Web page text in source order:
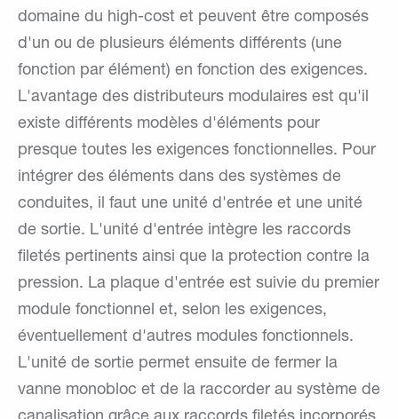
domaine du high-cost et peuvent être composés
d'un ou de plusieurs éléments différents (une
fonction par élément) en fonction des exigences.
L'avantage des distributeurs modulaires est qu'il
existe différents modèles d'éléments pour
presque toutes les exigences fonctionnelles. Pour
intégrer des éléments dans des systèmes de
conduites, il faut une unité d'entrée et une unité
de sortie. L'unité d'entrée intègre les raccords
filetés pertinents ainsi que la protection contre la
pression. La plaque d'entrée est suivie du premier
module fonctionnel et, selon les exigences,
éventuellement d'autres modules fonctionnels.
L'unité de sortie permet ensuite de fermer la
vanne monobloc et de la raccorder au système de